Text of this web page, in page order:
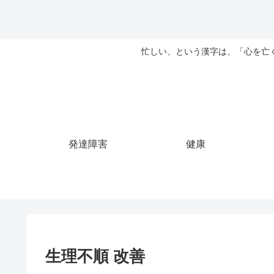
忙しい、という漢字は、「心を
発達障害 健康
生理不順 改善